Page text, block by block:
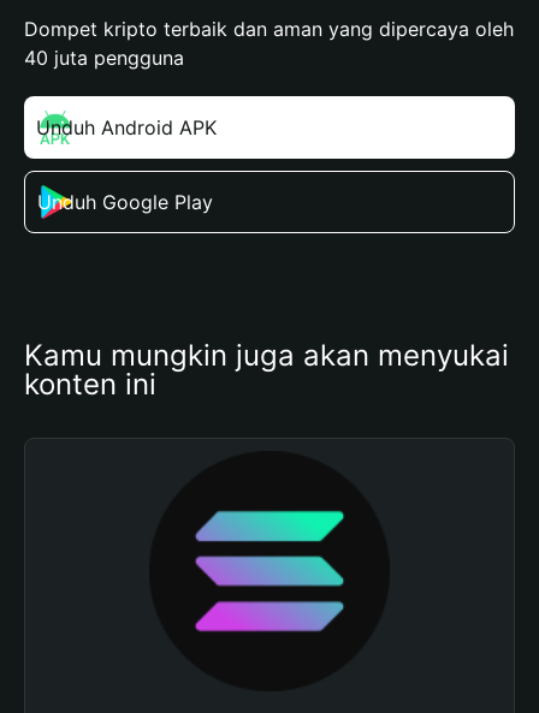
Dompet kripto terbaik dan aman yang dipercaya oleh
40 juta pengguna
Unduh Android APK
Unduh Google Play
Kamu mungkin juga akan menyukai
konten ini